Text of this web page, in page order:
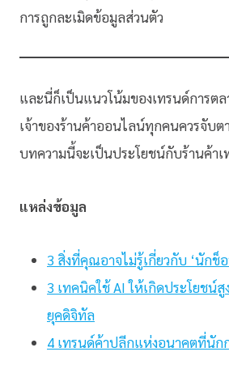
การถูกละเมิดข้อมูลส่วนตัว
และนี่ก็เป็นแนวโน้มของเทรนด์การต
เจ้าของร้านค้าออนไลน์ทุกคนควรจับต
บทความนี้จะเป็นประโยชน์กับร้านค้า
แหล่งข้อมูล
3 สิ่งที่คุณอาจไม่รู้เกี่ยวกับ ‘นักช็
3 เทคนิคใช้ AI ให้เกิดประโยชน์
ยุคดิจิทัล
4 เทรนด์ค้าปลีกแห่งอนาคตที่นัก